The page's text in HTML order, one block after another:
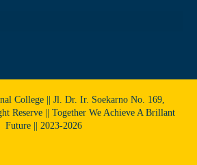
College || Jl. Dr. Ir. Soekarno No. 169,
Reserve || Together We Achieve A Brillant
Future || 2023-2026